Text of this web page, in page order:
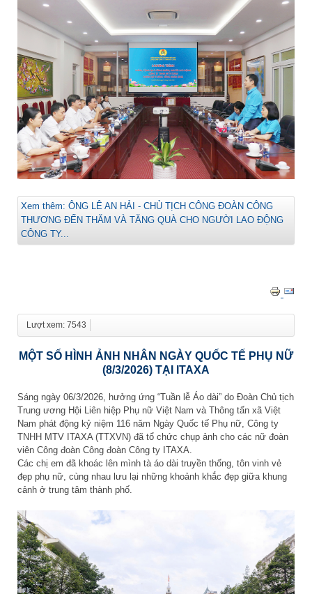
Xem thêm: ÔNG LÊ AN HẢI - CHỦ TỊCH CÔNG ĐOÀN CÔNG
THƯƠNG ĐẾN THĂM VÀ TĂNG QUÀ CHO NGƯỜI LAO ĐỘNG
CÔNG TY...
Lượt xem: 7543
MỘT SỐ HÌNH ẢNH NHÂN NGÀY QUỐC TẾ PHỤ NỮ
(8/3/2026) TẠI ITAXA
Sáng ngày 06/3/2026, hưởng ứng “Tuần lễ Áo dài” do Đoàn Chủ tịch
Trung ương Hội Liên hiệp Phụ nữ Việt Nam và Thông tấn xã Việt
Nam phát động kỷ niệm 116 năm Ngày Quốc tế Phụ nữ, Công ty
TNHH MTV ITAXA (TTXVN) đã tổ chức chụp ảnh cho các nữ đoàn
viên Công đoàn Công đoàn Công ty ITAXA.
Các chị em đã khoác lên mình tà áo dài truyền thống, tôn vinh vẻ
đẹp phụ nữ, cùng nhau lưu lại những khoảnh khắc đẹp giữa khung
cảnh ở trung tâm thành phố.